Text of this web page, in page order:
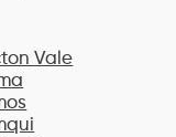
Vale